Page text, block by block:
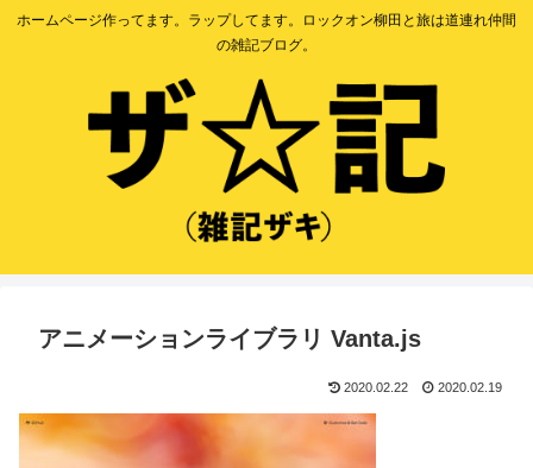
ホームページ作ってます。ラップしてます。ロックオン柳田と旅は道連れ仲間
の雑記ブログ。
アニメーションライブラリ Vanta.js
2020.02.22 2020.02.19